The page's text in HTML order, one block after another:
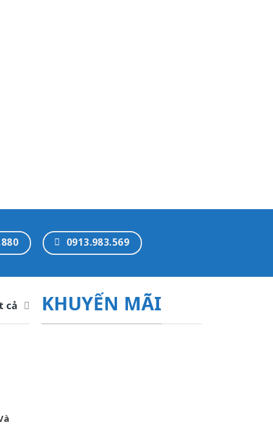
0913.983.569
cả KHUYẾN MÃI